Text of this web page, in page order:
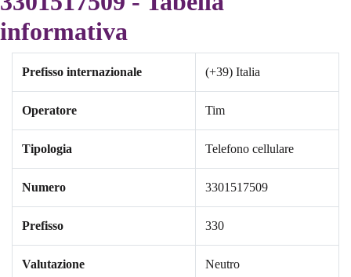
informativa
Prefisso internazionale (+39) Italia
Operatore Tim
Tipologia Telefono cellulare
Numero 3301517509
Prefisso 330
Valutazione Neutro